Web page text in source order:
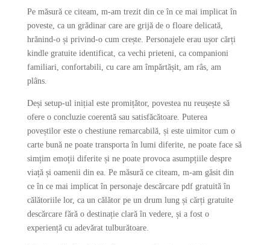
Pe măsură ce citeam, m-am trezit din ce în ce mai implicat în
poveste, ca un grădinar care are grijă de o floare delicată,
hrănind-o și privind-o cum crește. Personajele erau ușor cărți
kindle gratuite identificat, ca vechi prieteni, ca companioni
familiari, confortabili, cu care am împărtășit, am râs, am
plâns.
Deși setup-ul inițial este promițător, povestea nu reușește să
ofere o concluzie coerentă sau satisfăcătoare. Puterea
poveștilor este o chestiune remarcabilă, și este uimitor cum o
carte bună ne poate transporta în lumi diferite, ne poate face să
simțim emoții diferite și ne poate provoca asumpțiile despre
viață și oamenii din ea. Pe măsură ce citeam, m-am găsit din
ce în ce mai implicat în personaje descărcare pdf gratuită în
călătoriile lor, ca un călător pe un drum lung și cărți gratuite
descărcare fără o destinație clară în vedere, și a fost o
experiență cu adevărat tulburătoare.